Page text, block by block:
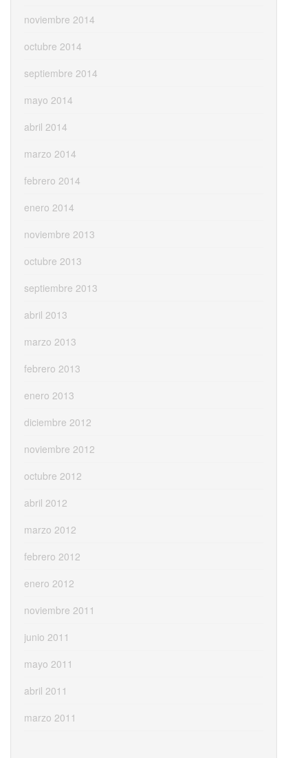
noviembre 2014
octubre 2014
septiembre 2014
mayo 2014
abril 2014
marzo 2014
febrero 2014
enero 2014
noviembre 2013
octubre 2013
septiembre 2013
abril 2013
marzo 2013
febrero 2013
enero 2013
diciembre 2012
noviembre 2012
octubre 2012
abril 2012
marzo 2012
febrero 2012
enero 2012
noviembre 2011
junio 2011
mayo 2011
abril 2011
marzo 2011